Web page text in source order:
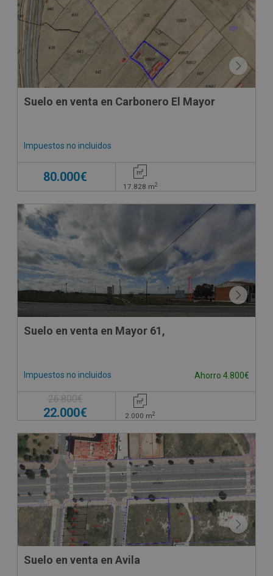
Suelo en venta en Carbonero El Mayor
Impuestos no incluidos
80.000€
17.828 m2
Suelo en venta en Mayor 61,
Impuestos no incluidos Ahorro 4.800€
26.800€
22.000€ 2.000 m2
CONDICIONES ESPECIALES
Suelo en venta en Avila